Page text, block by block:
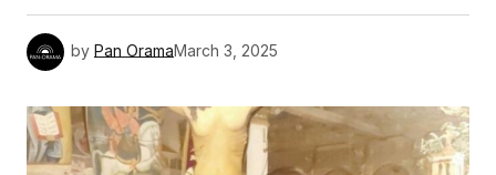
by Pan OramaMarch 3, 2025